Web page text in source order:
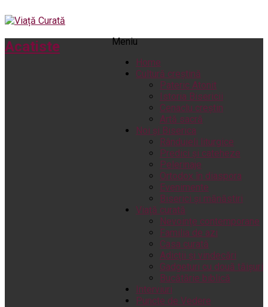
Meniu
Home
Cultură creștină
Pateric Atonit
Istoria Bisericii
Cenaclu creștin
Artă sacră
Noi și Biserica
Rânduieli liturgice
Predici și cateheze
Pelerinaje
Ortodox în diaspora
Evenimente
Biserici și mănăstiri
Viață curată
Nevoințe contemporane
Familia de azi
Casa curată
Adicții și vindecări
Gadgeturi cu două tăișuri
Bucătărie biblică
Interviuri
Puncte de Vedere
Acatiste